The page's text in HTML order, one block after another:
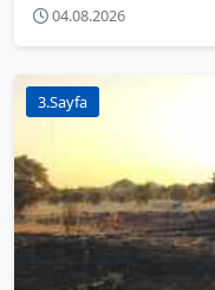
04.08.2026
3.Sayfa